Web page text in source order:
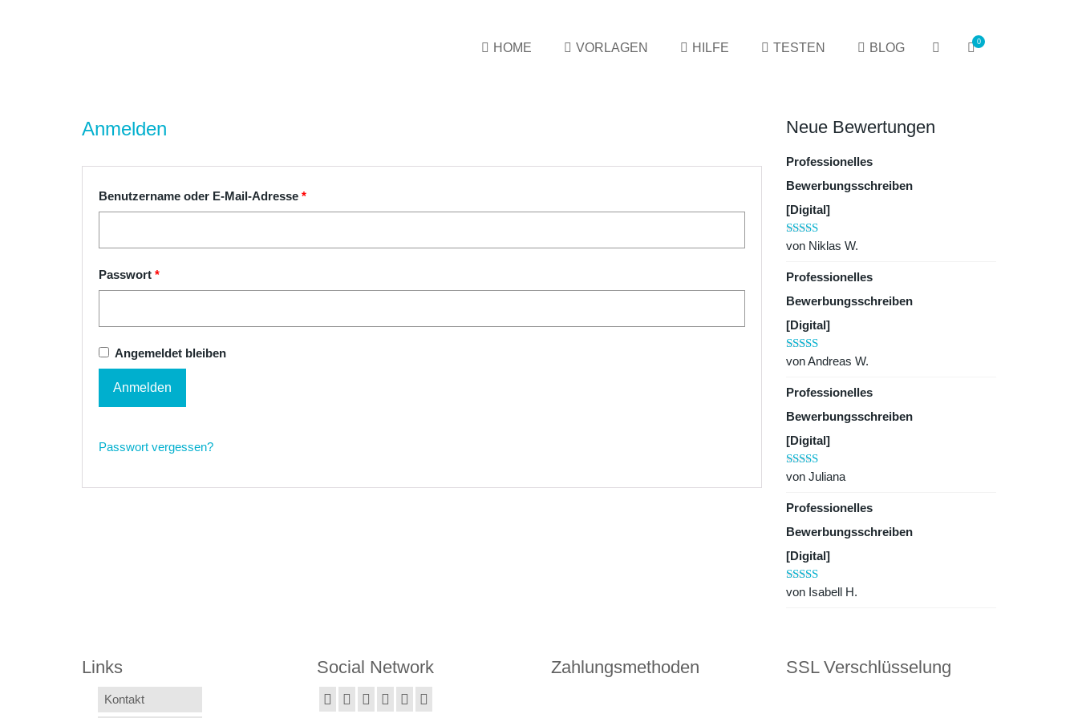
HOME VORLAGEN HILFE TESTEN BLOG 0
Anmelden
Benutzername oder E-Mail-Adresse *Erforderlich
Passwort *Erforderlich
Angemeldet bleiben
Anmelden
Passwort vergessen?
Neue Bewertungen
Professionelles
Bewerbungsschreiben
[Digital]
Bewertet mit
von Niklas W.
Professionelles
Bewerbungsschreiben
[Digital]
Bewertet mit
von Andreas W.
Professionelles
Bewerbungsschreiben
[Digital]
Bewertet mit
von Juliana
Professionelles
Bewerbungsschreiben
[Digital]
Bewertet mit
von Isabell H.
Links
Kontakt
Social Network Zahlungsmethoden SSL Verschlüsselung